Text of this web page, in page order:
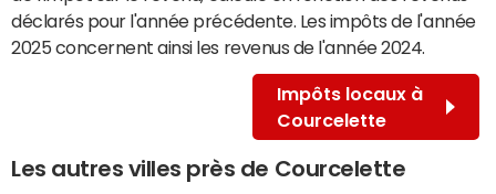
déclarés pour l'année précédente. Les impôts de l'année
2025 concernent ainsi les revenus de l'année 2024.
Impôts locaux à
Courcelette
Les autres villes près de Courcelette